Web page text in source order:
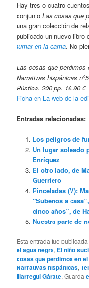
Hay tres o cuatro
conjuntoLas cosas que
una gran colección de
publicado un nuevo libro
fumar en la cama. No
Las cosas que perdimos
Narrativas hispánicas
Rústica. 200 pp. 16.90 €
Ficha en La web de la
Entradas relacionadas:
Los peligros de
Un lugar soleado
Enríquez
El otro lado, de
Guerriero
Pinceladas (V):
“Súbenos a
cinco años”, de
Nuestra parte de
Esta entrada fue publicada
el agua negra, El niño
cosas que perdimos en el
Narrativas hispánicas,
Illarregui Gárate. Guarda